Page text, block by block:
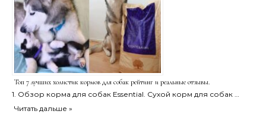
Топ 7 лучших холистик кормов для собак рейтинг и реальные отзывы.
1. Обзор корма для собак Essential. Сухой корм для собак …
Читать дальше »